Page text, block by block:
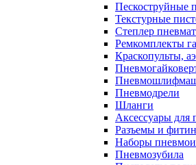
Пескоструйные
Текстурные
Степлер
Ремкомплекты
Краскопульты,
Пневмодрели
Шланги
Аксессуары для
Разъемы и
Наборы
Пневмозубила